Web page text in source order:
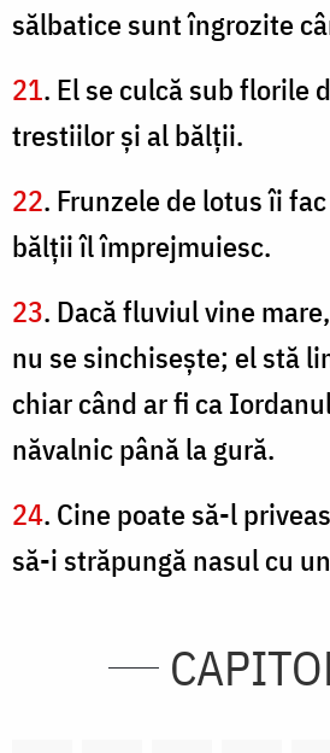
sălbatice sunt îngrozite
21. El se culcă sub florile
trestiilor şi al bălţii.
22. Frunzele de lotus îi
bălţii îl împrejmuiesc.
23. Dacă fluviul vine
nu se sinchiseşte; el stă
chiar când ar fi ca
năvalnic până la gură.
24. Cine poate să-l
să-i străpungă nasul cu